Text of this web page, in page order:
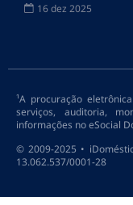
16 dez 2025
¹A procuração
serviços, auditoria,
informações no eSocial
© 2009-2025 •
13.062.537/0001-28